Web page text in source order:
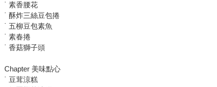
˙ 素香腰花
˙ 酥炸三絲豆包捲
˙ 五柳豆包素魚
˙ 素春捲
˙ 香菇獅子頭
Chapter 美味點心
˙ 豆茸涼糕